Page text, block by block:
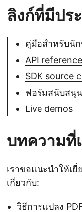
ลิงก์ที่มีปร
คู่มือสำหรับนั
API reference
SDK source
ฟอรัมสนับสนุ
Live demos
บทความที่
เราขอแนะนำให้เ
เกี่ยวกับ:
วิธีการแปลง